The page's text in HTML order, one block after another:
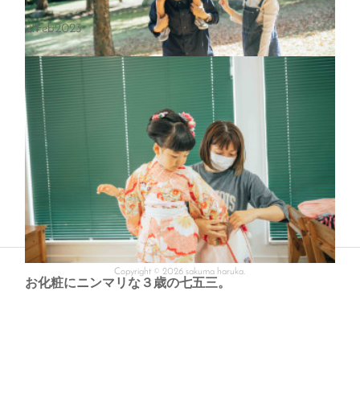
秋いっぱいの公園で早朝お散歩フォト
location : 壬生町SL好きな僕のためお母さんがセレクトしてくれたお気
に入りの公園。人が少ない間に思い切り満喫しよう！ってんで朝の早く
からみんなで遊びながら撮影しました。紅葉も、コスモスも、めいっ…
21Feb2023
お化粧にニンマリな３歳の七五三。
Copyright © 2026 sakuma haruka.